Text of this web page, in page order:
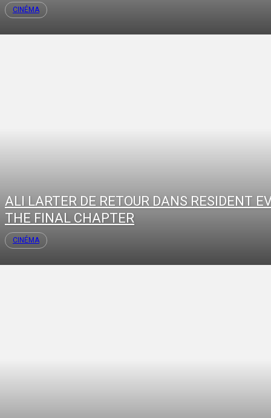
CINÉMA
ALI LARTER DE RETOUR DANS RESIDENT
THE FINAL CHAPTER
CINÉMA